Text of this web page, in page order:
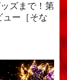
ズまで！第
ー［そな